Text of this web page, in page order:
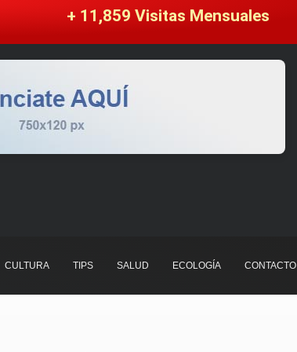
+ 11,859 Visitas Mensuales
CULTURA TIPS SALUD ECOLOGÍA CONTACTO